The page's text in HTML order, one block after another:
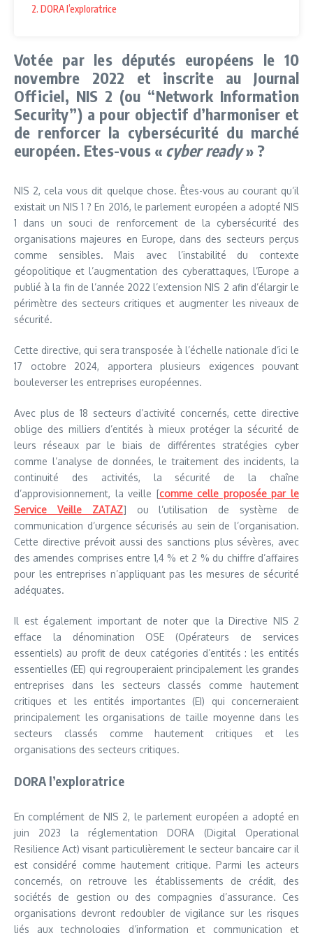
2. DORA l’exploratrice
Votée par les députés européens le 10
novembre 2022 et inscrite au Journal
Officiel, NIS 2 (ou “Network Information
Security”) a pour objectif d’harmoniser et
de renforcer la cybersécurité du marché
européen. Etes-vous « cyber ready» ?
NIS 2, cela vous dit quelque chose. Êtes-vous au courant qu’il
existait un NIS 1 ? En 2016, le parlement européen a adopté NIS
1 dans un souci de renforcement de la cybersécurité des
organisations majeures en Europe, dans des secteurs perçus
comme sensibles. Mais avec l’instabilité du contexte
géopolitique et l’augmentation des cyberattaques, l’Europe a
publié à la fin de l’année 2022 l’extension NIS 2 afin d’élargir le
périmètre des secteurs critiques et augmenter les niveaux de
sécurité.
Cette directive, qui sera transposée à l’échelle nationale d’ici le
17 octobre 2024, apportera plusieurs exigences pouvant
bouleverser les entreprises européennes.
Avec plus de 18 secteurs d’activité concernés, cette directive
oblige des milliers d’entités à mieux protéger la sécurité de
leurs réseaux par le biais de différentes stratégies cyber
comme l’analyse de données, le traitement des incidents, la
continuité des activités, la sécurité de la chaîne
d’approvisionnement, la veille [comme celle proposée par le
Service Veille ZATAZ] ou l’utilisation de système de
communication d’urgence sécurisés au sein de l’organisation.
Cette directive prévoit aussi des sanctions plus sévères, avec
des amendes comprises entre 1,4 % et 2 % du chiffre d’affaires
pour les entreprises n’appliquant pas les mesures de sécurité
adéquates.
Il est également important de noter que la Directive NIS 2
efface la dénomination OSE (Opérateurs de services
essentiels) au profit de deux catégories d’entités : les entités
essentielles (EE) qui regrouperaient principalement les grandes
entreprises dans les secteurs classés comme hautement
critiques et les entités importantes (EI) qui concerneraient
principalement les organisations de taille moyenne dans les
secteurs classés comme hautement critiques et les
organisations des secteurs critiques.
DORA l’exploratrice
En complément de NIS 2, le parlement européen a adopté en
juin 2023 la réglementation DORA (Digital Operational
Resilience Act) visant particulièrement le secteur bancaire car il
est considéré comme hautement critique. Parmi les acteurs
concernés, on retrouve les établissements de crédit, des
sociétés de gestion ou des compagnies d’assurance. Ces
organisations devront redoubler de vigilance sur les risques
liés aux technologies d’information et communication et